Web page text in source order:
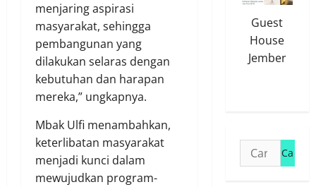
menjaring aspirasi
masyarakat, sehingga
pembangunan yang
dilakukan selaras dengan
kebutuhan dan harapan
mereka,” ungkapnya.
Mbak Ulfi menambahkan,
keterlibatan masyarakat
menjadi kunci dalam
mewujudkan program-
Guest
House
Jember
Cari
untuk: